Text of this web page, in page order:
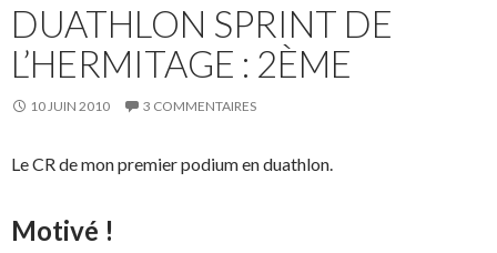
DUATHLON SPRINT DE
L’HERMITAGE : 2ÈME
10 JUIN 2010 3 COMMENTAIRES
Le CR de mon premier podium en duathlon.
Motivé !